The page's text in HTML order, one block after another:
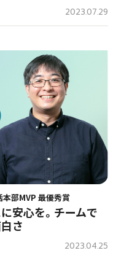
2023.07.29
本部MVP 最優秀賞
安心を。チームで
さ
2023.04.25